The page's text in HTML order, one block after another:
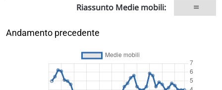
Riassunto Medie mobili: =
Andamento precedente